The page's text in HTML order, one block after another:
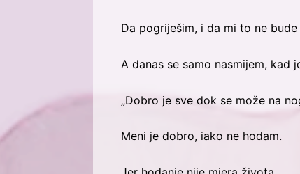
Da pogriješim, i da mi to ne bude
A danas se samo nasmijem, kad
„Dobro je sve dok se može na
Meni je dobro, iako ne hodam.